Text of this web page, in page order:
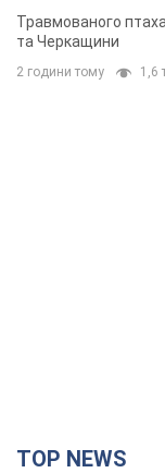
Травмованого
та Черкащини
2 години тому 1,6
TOP NEWS